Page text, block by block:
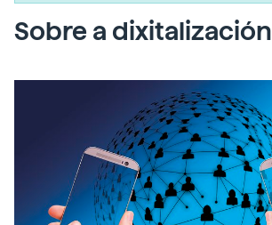
Sobre a dixitalización